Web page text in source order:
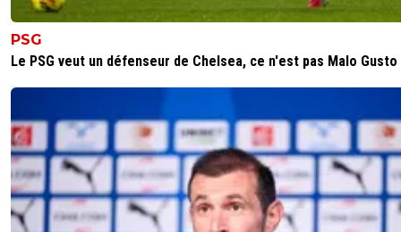
PSG
Le PSG veut un défenseur de Chelsea, ce n'est pas Malo Gusto